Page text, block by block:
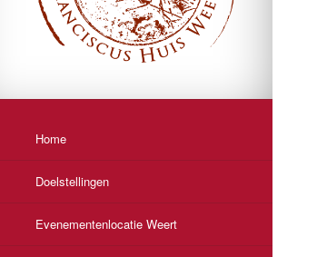
Home
Doelstellingen
Evenementenlocatie Weert